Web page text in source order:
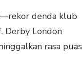
denda klub
Derby London
rasa puas